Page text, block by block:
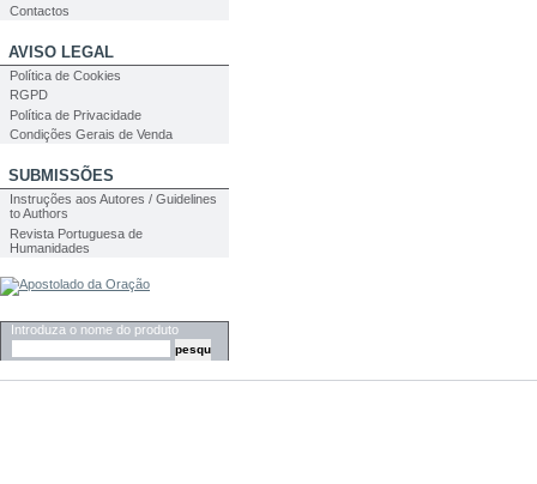
Contactos
AVISO LEGAL
Política de Cookies
RGPD
Política de Privacidade
Condições Gerais de Venda
SUBMISSÕES
Instruções aos Autores / Guidelines
to Authors
Revista Portuguesa de
Humanidades
Introduza o nome do produto